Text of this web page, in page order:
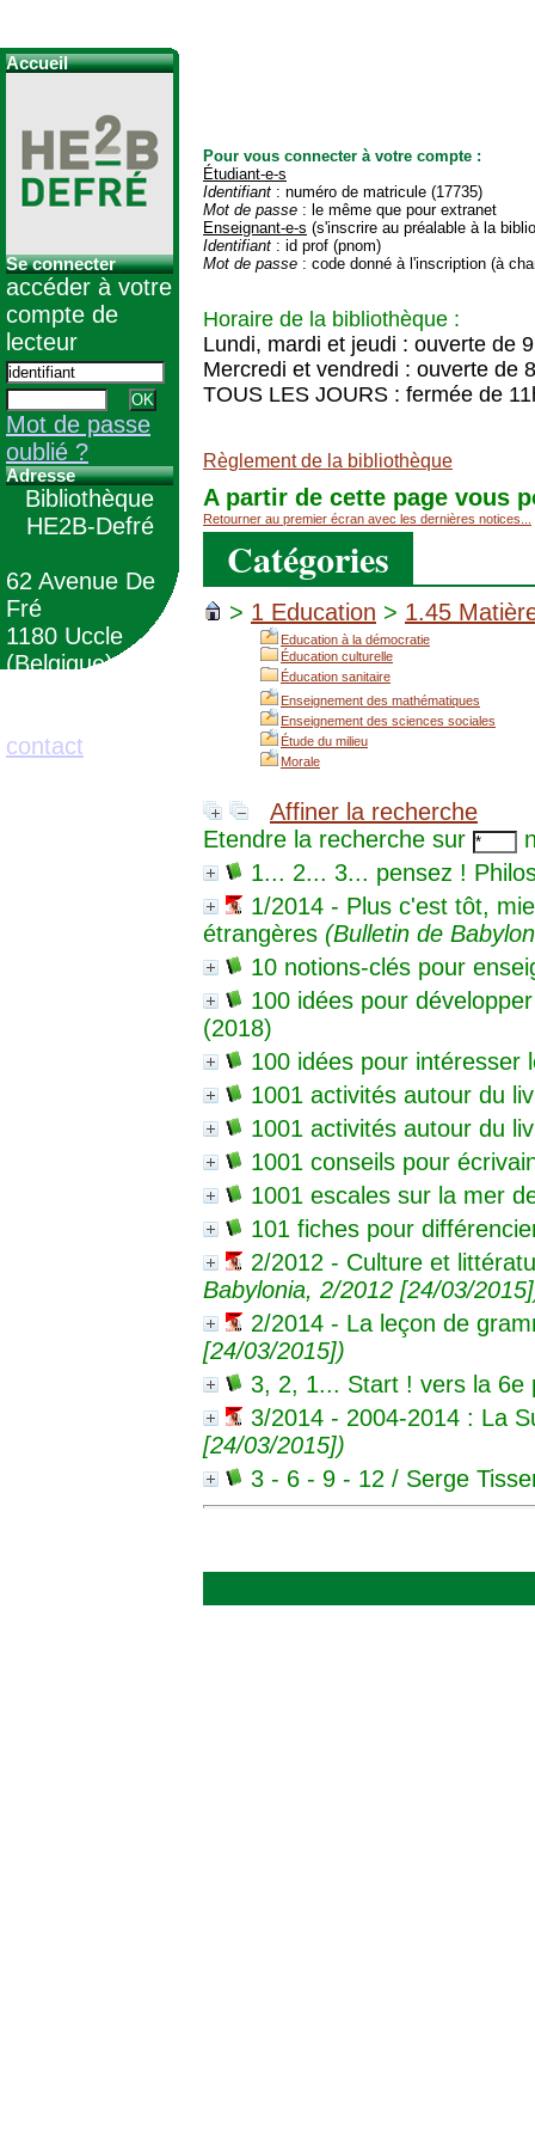
Pour vous connecter à votre compte :
Étudiant-e-s
Identifiant : numéro de matricule (17735)
Mot de passe : le même que pour extranet
Enseignant-e-s (s'inscrire au préalable à la
Identifiant : id prof (pnom)
Mot de passe : code donné à l'inscription (à
Horaire de la bibliothèque :
Lundi, mardi et jeudi : ouverte de
Mercredi et vendredi : ouverte de
TOUS LES JOURS : fermée de
Règlement de la bibliothèque
A partir de cette page vous
Retourner au premier écran avec les dernières notices...
Catégories
> 1 Education > 1.45
Education à la démocratie
Éducation culturelle
Éducation sanitaire
Enseignement des mathématiques
Enseignement des sciences sociales
Étude du milieu
Morale
Affiner la recherche
Etendre la recherche sur
1... 2... 3... pensez !
1/2014 - Plus c'est tôt,
étrangères (Bulletin de
10 notions-clés pour
100 idées pour
(2018)
100 idées pour intéresser
1001 activités autour du
1001 activités autour du
1001 conseils pour
1001 escales sur la mer
101 fiches pour
2/2012 - Culture et
Babylonia, 2/2012 [24/03/
2/2014 - La leçon de
[24/03/2015])
3, 2, 1... Start ! vers la 6e
3/2014 - 2004-2014 : La
[24/03/2015])
3 - 6 - 9 - 12 / Serge
Accueil
Se connecter
accéder à votre
compte de
lecteur
Mot de passe
oublié ?
Adresse
Bibliothèque
HE2B-Defré
62 Avenue De
Fré
1180 Uccle
(Belgique)
contact